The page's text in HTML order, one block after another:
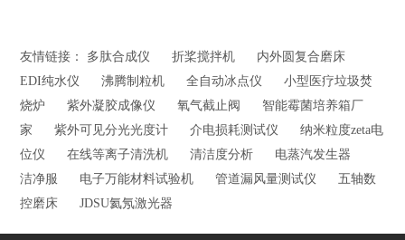
友情链接： 多肽合成仪 折桨搅拌机
内外圆复合磨床
EDI纯水仪
沸腾制粒机 全自动冰点仪
小型医疗垃圾焚
烧炉
紫外凝胶成像仪 氧气截止阀
智能霉菌培养箱厂
家
紫外可见分光光度计 介电损耗测试仪
纳米粒度zeta电
位仪
在线等离子清洗机 清洁度分析
电蒸汽发生器
洁净服
电子万能材料试验机 管道漏风量测试仪
五轴数
控磨床
JDSU氦氖激光器